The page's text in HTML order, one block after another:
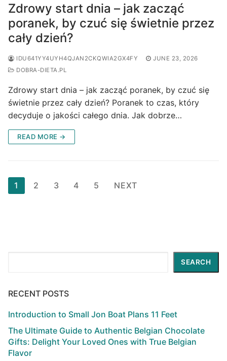
Zdrowy start dnia – jak zacząć
poranek, by czuć się świetnie przez
cały dzień?
IDU641YY4UYH4QJAN2CKQWIA2GX4FY
JUNE 23, 2026
DOBRA-DIETA.PL
Zdrowy start dnia – jak zacząć poranek, by czuć się
świetnie przez cały dzień? Poranek to czas, który
decyduje o jakości całego dnia. Jak dobrze…
READ MORE →
Posts
pagination
1 2 3 4 5 NEXT
SEARCH
RECENT POSTS
Introduction to Small Jon Boat Plans 11 Feet
The Ultimate Guide to Authentic Belgian Chocolate
Gifts: Delight Your Loved Ones with True Belgian
Flavor